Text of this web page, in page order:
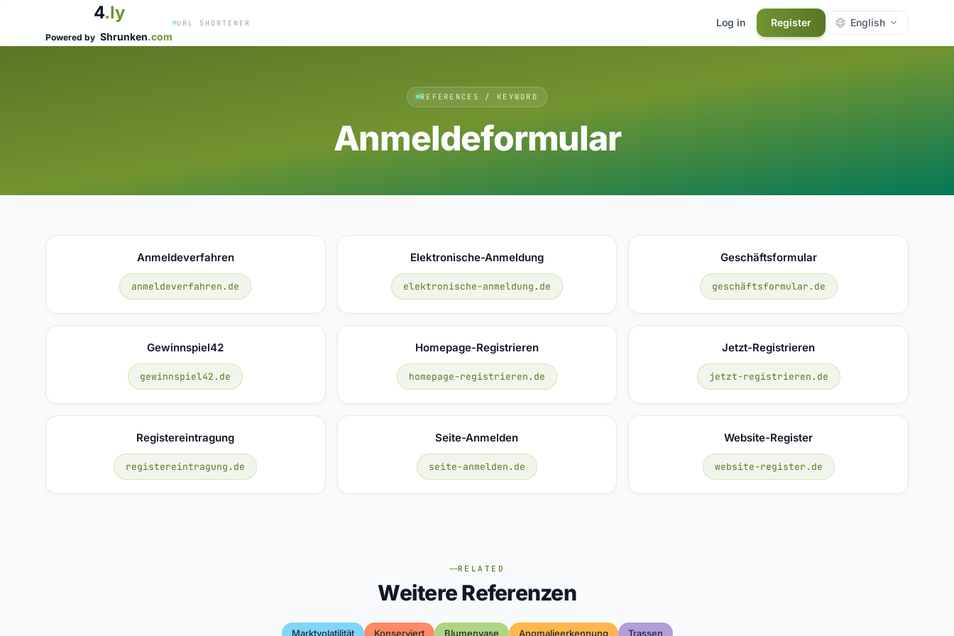
4.ly
Powered by Shrunken.com
URL SHORTENER Log in Register English
REFERENCES / KEYWORD
Anmeldeformular
Anmeldeverfahren
anmeldeverfahren.de
Elektronische-Anmeldung
elektronische-anmeldung.de
Geschäftsformular
geschäftsformular.de
Gewinnspiel42
gewinnspiel42.de
Homepage-Registrieren
homepage-registrieren.de
Jetzt-Registrieren
jetzt-registrieren.de
Registereintragung
registereintragung.de
Seite-Anmelden
seite-anmelden.de
Website-Register
website-register.de
RELATED
Weitere Referenzen
Marktvolatilität Konserviert Blumenvase Anomalieerkennung Trassen